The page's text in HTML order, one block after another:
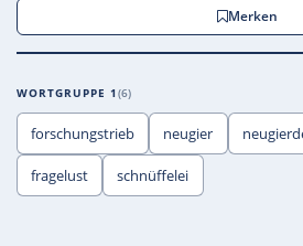
Merken
WORTGRUPPE 1 6
forschungstrieb neugier
fragelust schnüffelei